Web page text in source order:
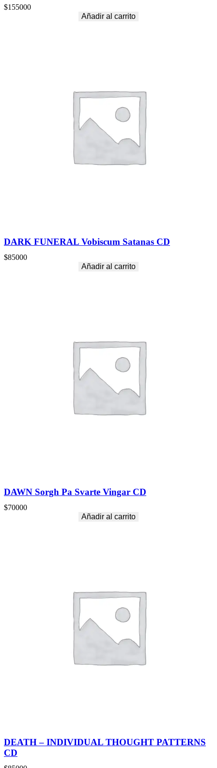
$155000
Añadir al carrito
DARK FUNERAL Vobiscum Satanas CD
$85000
Añadir al carrito
DAWN Sorgh Pa Svarte Vingar CD
$70000
Añadir al carrito
DEATH – INDIVIDUAL THOUGHT PATTERNS
CD